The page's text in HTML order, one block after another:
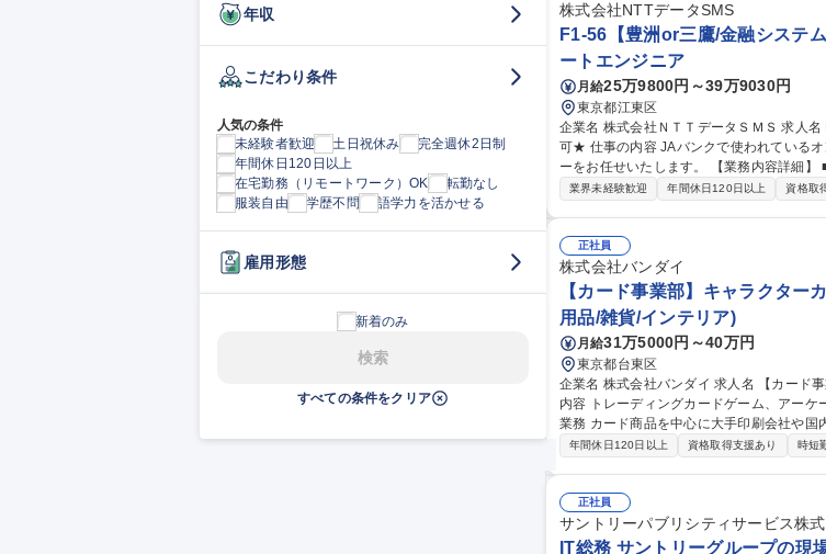
年収
こだわり条件
人気の条件
未経験者歓迎
土日祝休み
完全週休2日制
年間休日120日以上
在宅勤務（リモートワーク）OK
転勤なし
服装自由
学歴不問 語学力を活かせる
雇用形態
新着のみ
検索
すべての条件をクリア
株式会社NTTデータSMS
F1-56【豊洲or三鷹/金融システ
ートエンジニア
月給25万9800円～39万9030円
東京都江東区
企業名 株式会社ＮＴＴデータＳＭＳ 求人名 F1-56【豊洲or三鷹/金融システムの運用管理】★26歳以下限定未経験
可★ 仕事の内容 JAバンクで使われているオンライン勘定系システム（金融勘定システム）の運用管理オペレータ
ーをお任せいたします。 【業務内容詳細】 ■マシンオペレーション、監視、インシデント対応 ■システム開発に伴
う運用受け入れ推進 ■改善活動、各種報告
業界未経験歓迎 年間休日120日以上 資格取
正社員
株式会社バンダイ
【カード事業部】キャラクタ
用品/雑貨/インテリア)
月給31万5000円～40万円
東京都台東区
企業名 株式会社バンダイ 求人名 【カード事業部】キャラクターカード商品 品質管理担当★シェア拡大中 仕事の
内容 トレーディングカードゲーム、アーケードカ
業務 カード商品を中心に大手印刷会社や国
向上、持続性向上に向けた各種取組み 募集職種 【カード事業部】キャラクターカード商品 品質管理担当★シェア
年間休日120日以上 資格取得支援あり 時短
正社員
サントリーパブリシティサービス株
IT総務 サントリーグループの現